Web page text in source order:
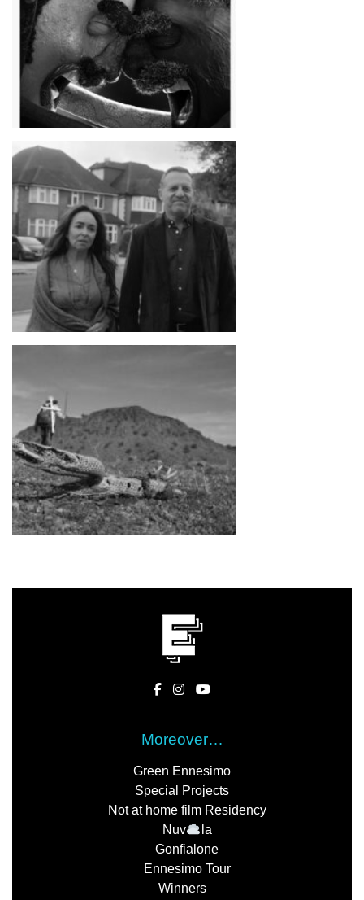
Moreover…
Green Ennesimo
Special Projects
Not at home film Residency
Nuv
la
Gonfialone
Ennesimo Tour
Winners